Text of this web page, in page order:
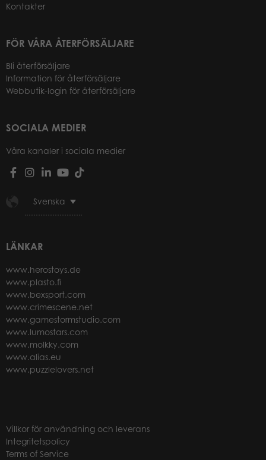
Kontakter
FÖR VÅRA ÅTERFÖRSÄLJARE
Bli återförsäljare
Information för återförsäljare
Webbutik-login för återförsäljare
SOCIALA MEDIER
Våra kanaler i sociala medier
Svenska
LÄNKAR
www.herostoys.de
www.plasto.fi
www.bexsport.com
www.crimescene.net
www.gamestormstudio.com
www.lumostars.com
www.molkky.com
www.alias.eu
www.puzzlelovers.net
Villkor för användning och leverans
Integritetspolicy
Terms of Service